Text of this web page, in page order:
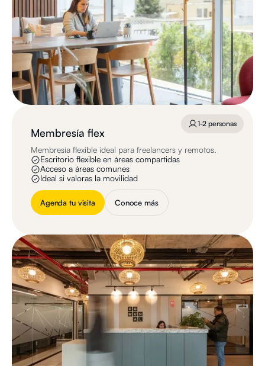
Membresía flex
Membresía flexible ideal para freelancers y remotos.
Escritorio flexible en áreas compartidas
Acceso a áreas comunes
Ideal si valoras la movilidad
Agenda tu visita Conoce más
1-2 personas